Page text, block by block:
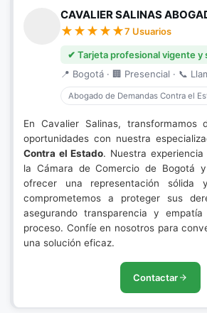
CAVALIER SALINAS
7 Usuarios
✔ Tarjeta profesional vigente y
📍 Bogotá · 🏢 Presencial · 📞
Abogado de Demandas Contra el
En Cavalier Salinas, transformamos
oportunidades con nuestra
Contra el Estado. Nuestra
la Cámara de Comercio de Bogotá
ofrecer una representación sólida
comprometemos a proteger sus
asegurando transparencia y
proceso. Confíe en nosotros para
una solución eficaz.
Contactar